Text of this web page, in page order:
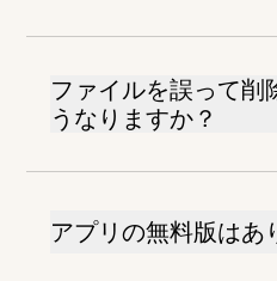
ファイルを誤って削
うなりますか？
アプリの無料版はあ